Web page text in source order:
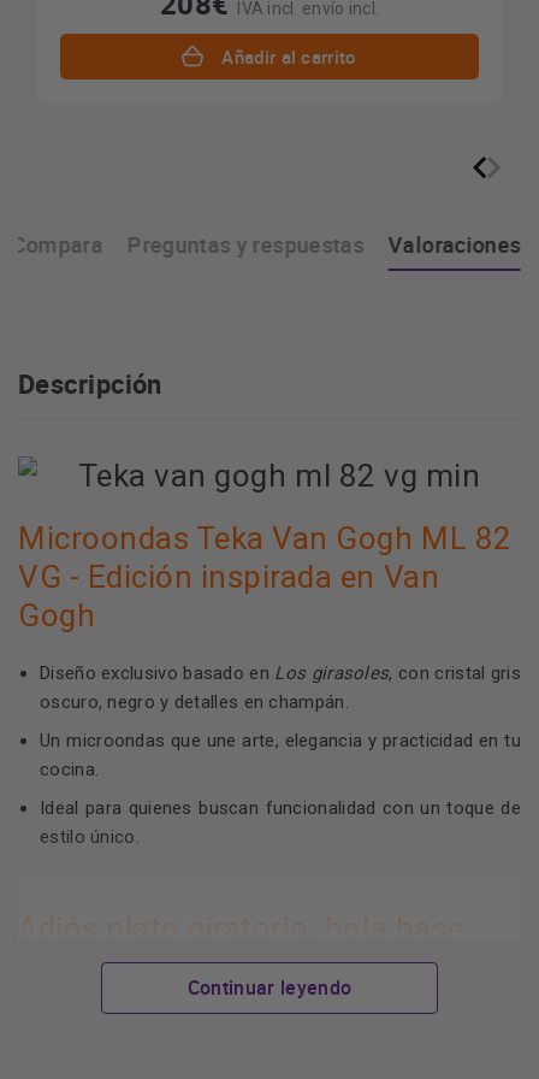
IVA incl. envío incl.
Añadir al carrito
Compara Preguntas y respuestas Valoraciones
Descripción
Microondas Teka Van Gogh ML 82
VG - Edición inspirada en Van
Gogh
Diseño exclusivo basado en Los girasoles, con cristal gris
oscuro, negro y detalles en champán.
Un microondas que une arte, elegancia y practicidad en tu
cocina.
Ideal para quienes buscan funcionalidad con un toque de
estilo único.
Adiós plato giratorio, hola base
cerámica
Continuar leyendo